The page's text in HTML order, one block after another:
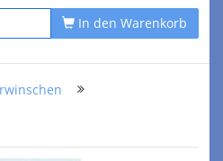
In den Warenkorb